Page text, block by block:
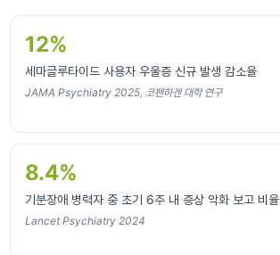
12%
세마글루타이드 사용자 우울증 신규 발생 감소율
JAMA Psychiatry 2025, 코펜하겐 대학 연구
8.4%
기분장애 병력자 중 초기 6주 내 증상 악화 보고 비율
Lancet Psychiatry 2024